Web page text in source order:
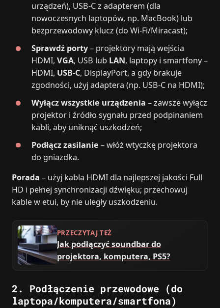
urządzeń), USB‑C z adapterem (dla
nowoczesnych laptopów, np. MacBook) lub
bezprzewodowy klucz (do Wi‑Fi/Miracast);
Sprawdź porty– projektory mają wejścia
HDMI,VGA, USB lub LAN, laptopy i smartfony –
HDMI, USB‑C, DisplayPort, a gdy brakuje
zgodności, użyj adaptera (np. USB‑C na HDMI);
Wyłącz wszystkie urządzenia – zawsze wyłącz
projektor i źródło sygnału przed podpinaniem
kabli, aby uniknąć uszkodzeń;
Podłącz zasilanie – włóż wtyczkę projektora
do gniazdka.
Porada – użyj kabla HDMI dla najlepszej jakości Full
HD i pełnej synchronizacji dźwięku; przechowuj
kable w etui, by nie uległy uszkodzeniu.
PRZECZYTAJ TEŻ
Jak podłączyć soundbar do
projektora, komputera, PS5?
2. Podłączenie przewodowe (do
laptopa/komputera/smartfona)